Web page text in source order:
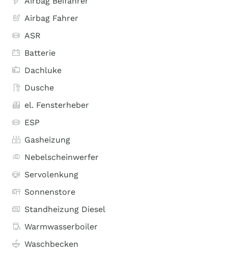
Airbag Fahrer
ASR
Batterie
Dachluke
Dusche
el. Fensterheber
ESP
Gasheizung
Nebelscheinwerfer
Servolenkung
Sonnenstore
Standheizung Diesel
Warmwasserboiler
Waschbecken